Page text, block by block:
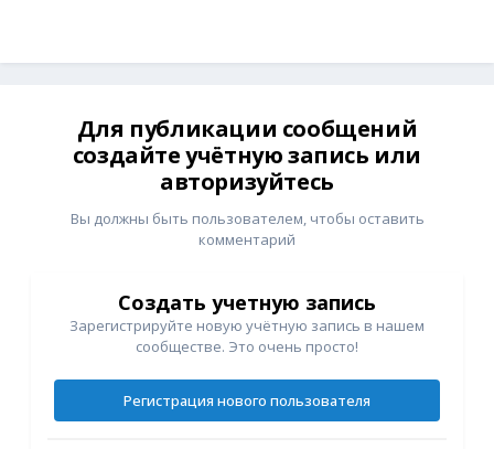
Для публикации сообщений
создайте учётную запись или
авторизуйтесь
Вы должны быть пользователем, чтобы оставить
комментарий
Создать учетную запись
Зарегистрируйте новую учётную запись в нашем
сообществе. Это очень просто!
Регистрация нового пользователя